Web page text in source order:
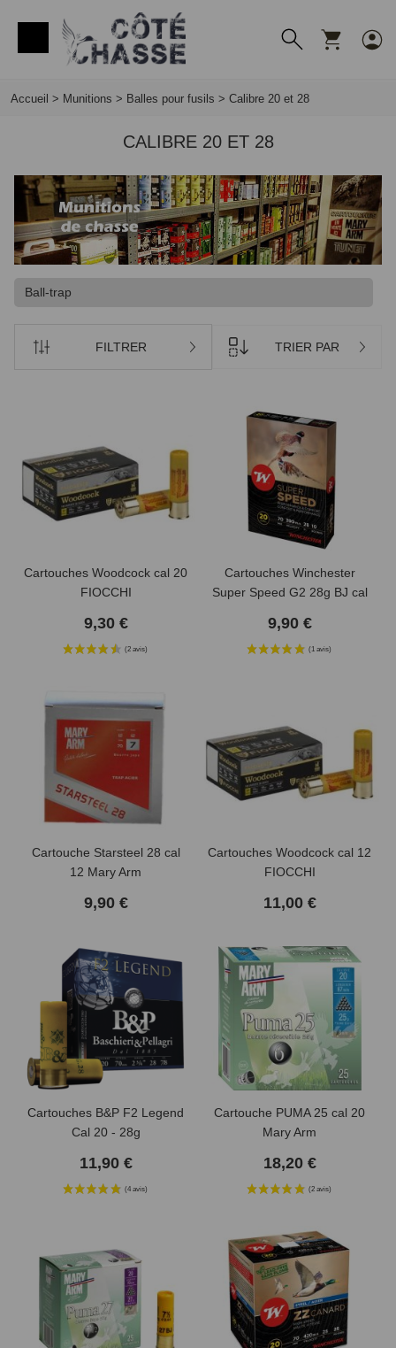
Accueil > Munitions > Balles pour fusils > Calibre 20 et 28
CALIBRE 20 ET 28
Ball-trap
FILTRER TRIER PAR
Cartouches Woodcock cal 20
FIOCCHI
9,30 €
(2 avis)
Cartouches Winchester
Super Speed G2 28g BJ cal
9,90 €
Cartouche Starsteel 28 cal
12 Mary Arm
9,90 €
Cartouches Woodcock cal 12
FIOCCHI
11,00 €
Cartouches B&P F2 Legend
Cal 20 - 28g
11,90 €
Cartouche PUMA 25 cal 20
Mary Arm
18,20 €